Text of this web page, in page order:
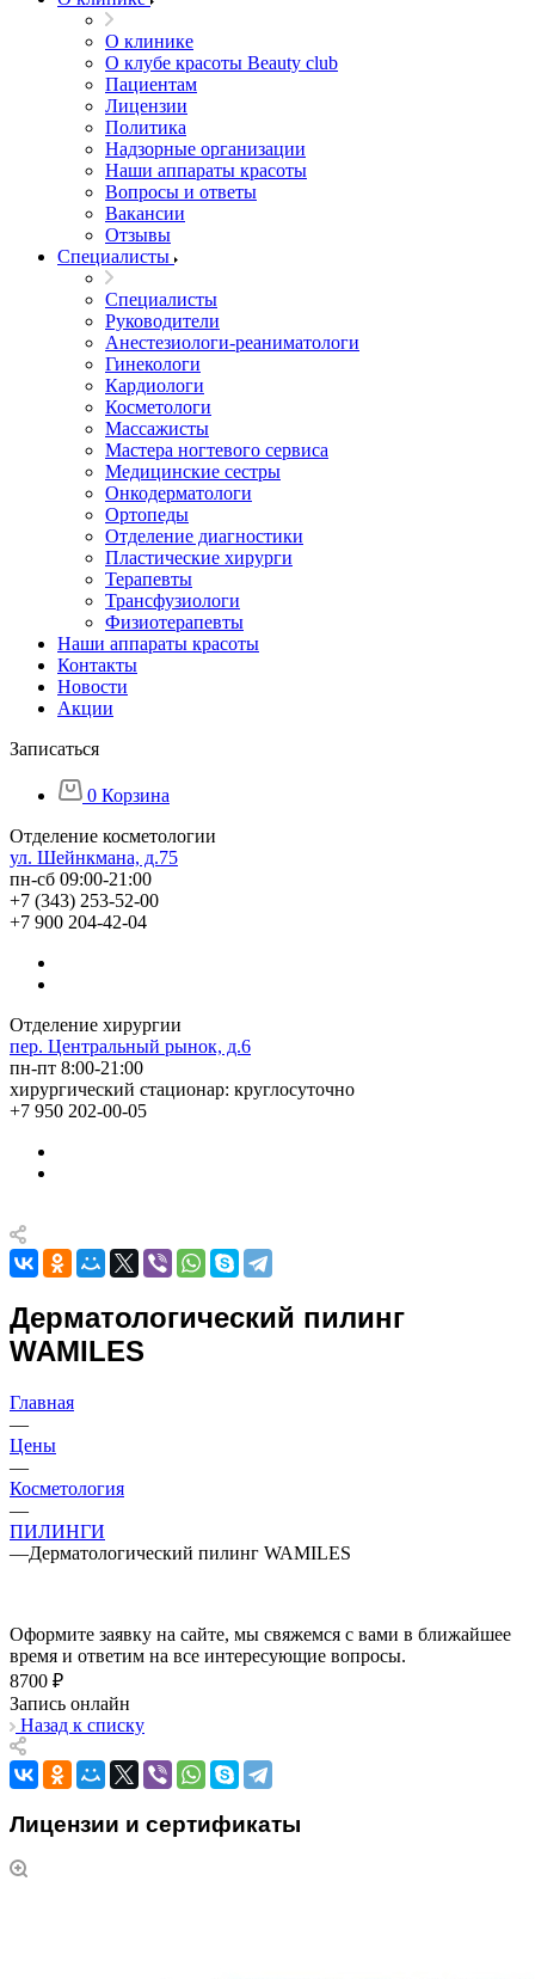
О клинике
О клубе красоты Beauty club
Пациентам
Лицензии
Политика
Надзорные организации
Наши аппараты красоты
Вопросы и ответы
Вакансии
Отзывы
Специалисты
Специалисты
Руководители
Анестезиологи-реаниматологи
Гинекологи
Кардиологи
Косметологи
Массажисты
Мастера ногтевого сервиса
Медицинские сестры
Онкодерматологи
Ортопеды
Отделение диагностики
Пластические хирурги
Терапевты
Трансфузиологи
Физиотерапевты
Наши аппараты красоты
Контакты
Новости
Акции
Записаться
0 Корзина
Отделение косметологии
ул. Шейнкмана, д.75
пн-сб 09:00-21:00
+7 (343) 253-52-00
+7 900 204-42-04
Отделение хирургии
пер. Центральный рынок, д.6
пн-пт 8:00-21:00
хирургический стационар: круглосуточно
+7 950 202-00-05
Дерматологический пилинг
WAMILES
Главная
—
Цены
—
Косметология
—
ПИЛИНГИ
—Дерматологический пилинг WAMILES
Оформите заявку на сайте, мы свяжемся с вами в ближайшее
время и ответим на все интересующие вопросы.
8700 ₽
Запись онлайн
Назад к списку
Лицензии и сертификаты